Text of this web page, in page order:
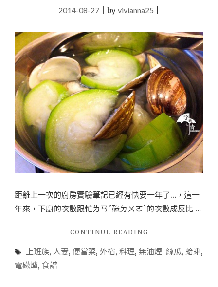
2014-08-27 |by vivianna25
距離上一次的廚房實驗筆記已經有快要一年了…，這一
年來，下廚的次數跟忙ㄌㄢˇ碌ㄉㄨㄛˋ的次數成反比 …
CONTINUE READING
煙
上班族, 人妻, 便當菜, 外宿, 料理, 無油煙, 絲瓜, 蛤蜊,
電磁爐, 食譜